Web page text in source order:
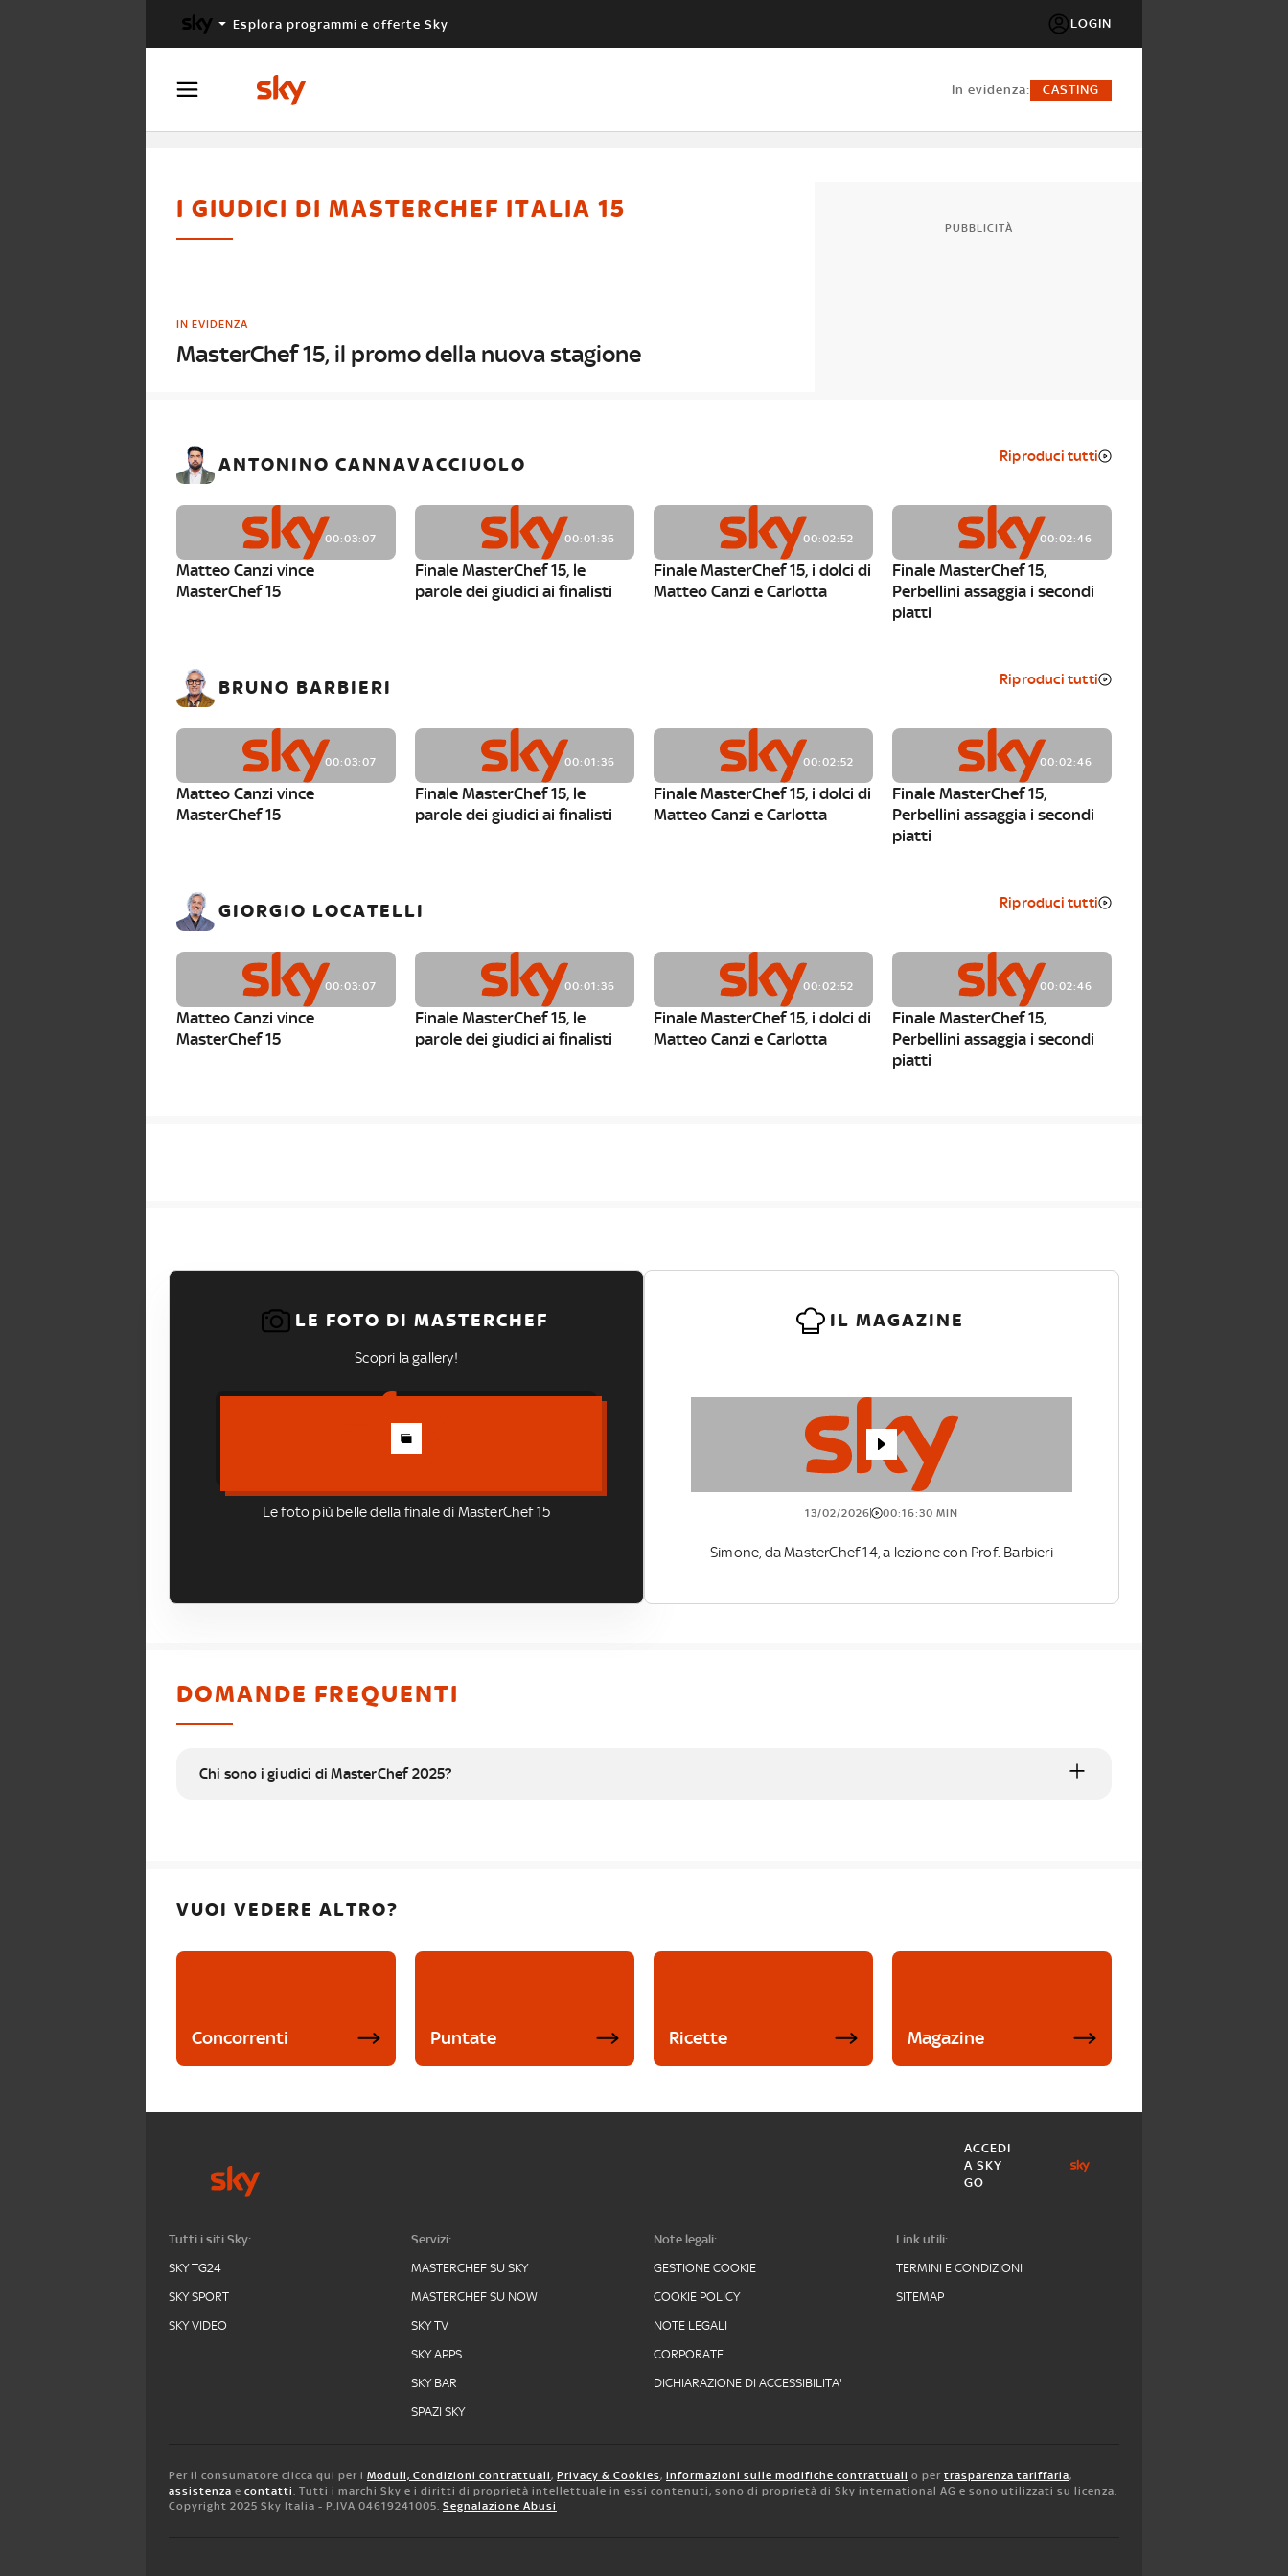
Esplora programmi e offerte Sky LOGIN
in evidenza: CASTING
I GIUDICI DI MASTERCHEF ITALIA 15
IN EVIDENZA
MasterChef 15, il promo della nuova stagione
PUBBLICITÀ
ANTONINO CANNAVACCIUOLO Riproduci tutti
00:03:07
Matteo Canzi vince
MasterChef 15
00:01:36
Finale MasterChef 15, le
parole dei giudici ai finalisti
00:02:52
Finale MasterChef 15, i dolci di
Matteo Canzi e Carlotta
00:02:46
Finale MasterChef 15,
Perbellini assaggia i secondi
piatti
BRUNO BARBIERI Riproduci tutti
00:03:07
Matteo Canzi vince
MasterChef 15
00:01:36
Finale MasterChef 15, le
parole dei giudici ai finalisti
00:02:52
Finale MasterChef 15, i dolci di
Matteo Canzi e Carlotta
00:02:46
Finale MasterChef 15,
Perbellini assaggia i secondi
piatti
GIORGIO LOCATELLI Riproduci tutti
00:03:07
Matteo Canzi vince
MasterChef 15
00:01:36
Finale MasterChef 15, le
parole dei giudici ai finalisti
00:02:52
Finale MasterChef 15, i dolci di
Matteo Canzi e Carlotta
00:02:46
Finale MasterChef 15,
Perbellini assaggia i secondi
piatti
LE FOTO DI MASTERCHEF
Scopri la gallery!
Le foto più belle della finale di MasterChef 15
IL MAGAZINE
13/02/2026 00:16:30 MIN
Simone, da MasterChef 14, a lezione con Prof. Barbieri
DOMANDE FREQUENTI
Chi sono i giudici di MasterChef 2025?
VUOI VEDERE ALTRO?
Concorrenti Puntate Ricette Magazine
ACCEDI
A SKY
GO
Tutti i siti Sky:
SKY TG24
SKY SPORT
SKY VIDEO
Servizi:
MASTERCHEF SU SKY
MASTERCHEF SU NOW
SKY TV
SKY APPS
SKY BAR
SPAZI SKY
Note legali:
GESTIONE COOKIE
COOKIE POLICY
NOTE LEGALI
CORPORATE
DICHIARAZIONE DI ACCESSIBILITA'
Link utili:
TERMINI E CONDIZIONI
SITEMAP
Per il consumatore clicca qui per i Moduli, Condizioni contrattuali, Privacy & Cookies, informazioni sulle modifiche contrattuali o per trasparenza tariffaria,
assistenza e contatti. Tutti i marchi Sky e i diritti di proprietà intellettuale in essi contenuti, sono di proprietà di Sky international AG e sono utilizzati su licenza.
Copyright 2025 Sky Italia - P.IVA 04619241005. Segnalazione Abusi